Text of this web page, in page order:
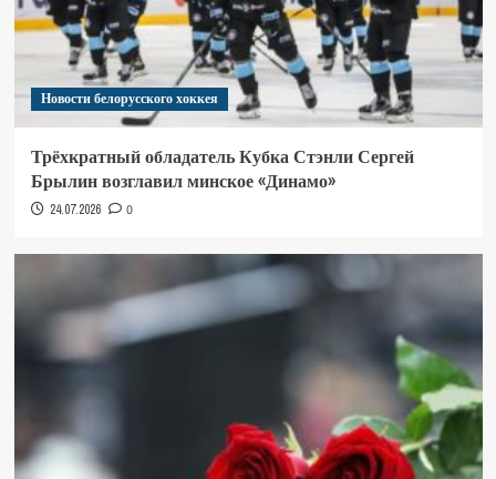
Новости белорусского хоккея
Трёхкратный обладатель Кубка Стэнли Сергей
Брылин возглавил минское «Динамо»
24.07.2026 0